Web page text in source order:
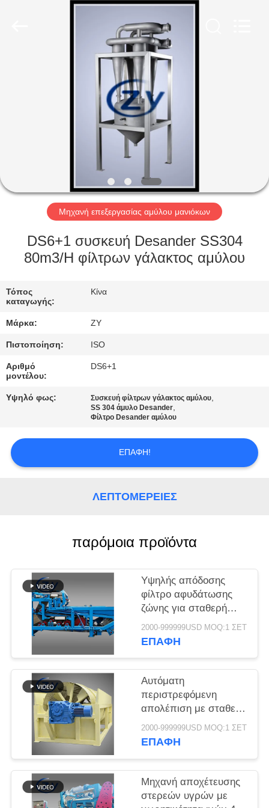
ΓΎΡΟΣ
ΕΡΓΟΣΤΑΣΊΩΝ
ΠΟΙΟΤΙΚΌΣ
ΜΑΣ
ΕΛΆΤΕ
ΣΕ
ΕΠΑΦΉ
ΜΕ
ΖΗΤΉΣΤΕ
ΑΠΌΣΠΑΣΜΑ
SITEMAP
PRIVACY
POLICY
Μηχανή επεξεργασίας αμύλου μανιόκων
DS6+1 συσκευή Desander SS304
80m3/H φίλτρων γάλακτος αμύλου
Τόπος
καταγωγής:
Κίνα
Μάρκα: ZY
Πιστοποίηση: ISO
Αριθμό
μοντέλου:
DS6+1
Υψηλό φως: Συσκευή φίλτρων γάλακτος αμύλου,
SS 304 άμυλο Desander,
Φίλτρο Desander αμύλου
ΕΠΑΦΉ!
ΛΕΠΤΟΜΈΡΕΙΕΣ
παρόμοια προϊόντα
Υψηλής απόδοσης
φίλτρο αφυδάτωσης
ζώνης για σταθερή
αποβρύθμιση
λιπασμάτων σε
κασσάβης
2000-999999USD MOQ:1 ΣΕΤ
ΕΠΑΦΉ
Αυτόματη
περιστρεφόμενη
απολέπιση με σταθερή
απόδοση για την
παραγωγή άμυλου
2000-999999USD MOQ:1 ΣΕΤ
ΕΠΑΦΉ
Μηχανή αποχέτευσης
στερεών υγρών με